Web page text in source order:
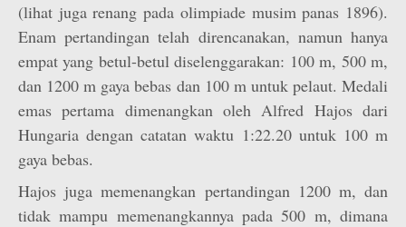
(lihat juga renang pada olimpiade musim panas 1896).
Enam pertandingan telah direncanakan, namun hanya
empat yang betul-betul diselenggarakan: 100 m, 500 m,
dan 1200 m gaya bebas dan 100 m untuk pelaut. Medali
emas pertama dimenangkan oleh Alfred Hajos dari
Hungaria dengan catatan waktu 1:22.20 untuk 100 m
gaya bebas.
Hajos juga memenangkan pertandingan 1200 m, dan
tidak mampu memenangkannya pada 500 m, dimana